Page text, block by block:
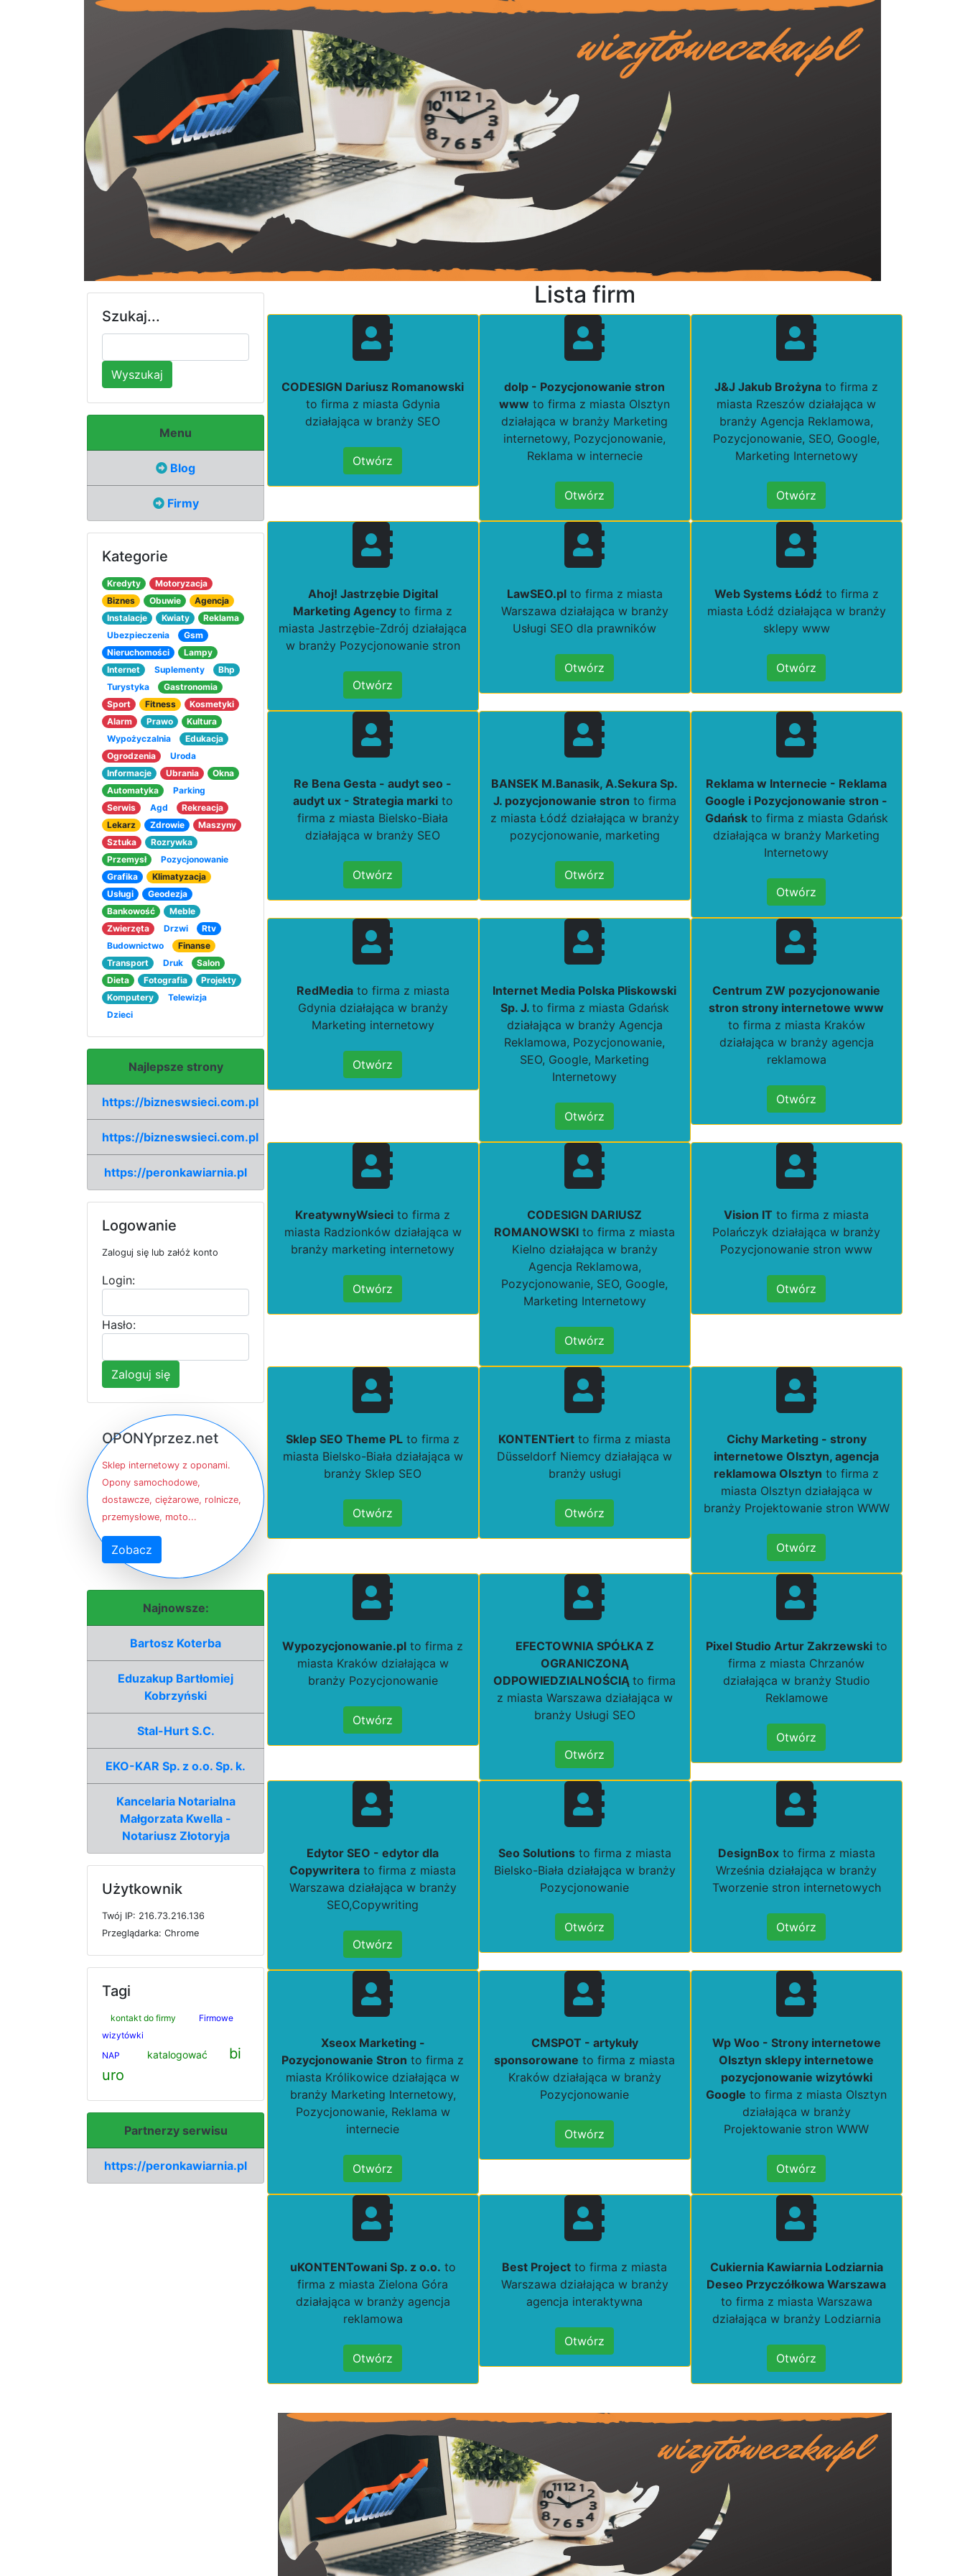
Szukaj...
Wyszukaj
Menu
Blog
Firmy
Kategorie
Kredyty
Motoryzacja
Biznes
Obuwie
Agencja
Instalacje
Kwiaty
Reklama
Ubezpieczenia
Gsm
Nieruchomości
Lampy
Internet
Suplementy
Bhp
Turystyka
Gastronomia
Sport
Fitness
Kosmetyki
Alarm
Prawo
Kultura
Wypożyczalnia
Edukacja
Ogrodzenia
Uroda
Informacje
Ubrania
Okna
Automatyka
Parking
Serwis
Agd
Rekreacja
Lekarz
Zdrowie
Maszyny
Sztuka
Rozrywka
Przemysł
Pozycjonowanie
Grafika
Klimatyzacja
Usługi
Geodezja
Bankowość
Meble
Zwierzęta
Drzwi
Rtv
Budownictwo
Finanse
Transport
Druk
Salon
Dieta
Fotografia
Projekty
Komputery
Telewizja
Dzieci
Najlepsze strony
https://bizneswsieci.com.pl
https://bizneswsieci.com.pl
https://peronkawiarnia.pl
Logowanie
Zaloguj się lub załóż konto
Login:
Hasło:
Zaloguj się
OPONYprzez.net
Sklep internetowy z oponami.
Opony samochodowe,
dostawcze, ciężarowe, rolnicze,
przemysłowe, moto...
Zobacz
Najnowsze:
Bartosz Koterba
Eduzakup Bartłomiej
Kobrzyński
Stal-Hurt S.C.
EKO-KAR Sp. z o.o. Sp. k.
Kancelaria Notarialna
Małgorzata Kwella -
Notariusz Złotoryja
Użytkownik
Twój IP: 216.73.216.136
Przeglądarka: Chrome
Tagi
kontakt do firmy
Firmowe
wizytówki
NAP
katalogować
bi
uro
Partnerzy serwisu
https://peronkawiarnia.pl
Lista firm
CODESIGN Dariusz Romanowski
to firma z miasta Gdynia
działająca w branży SEO
Otwórz
dolp - Pozycjonowanie stron
www to firma z miasta Olsztyn
działająca w branży Marketing
internetowy, Pozycjonowanie,
Reklama w internecie
Otwórz
J&J Jakub Brożyna to firma z
miasta Rzeszów działająca w
branży Agencja Reklamowa,
Pozycjonowanie, SEO, Google,
Marketing Internetowy
Otwórz
Ahoj! Jastrzębie Digital
Marketing Agencyto firma z
miasta Jastrzębie-Zdrój działająca
w branży Pozycjonowanie stron
Otwórz
LawSEO.plto firma z miasta
Warszawa działająca w branży
Usługi SEO dla prawników
Otwórz
Web Systems Łódźto firma z
miasta Łódź działająca w branży
sklepy www
Otwórz
Re Bena Gesta - audyt seo -
audyt ux - Strategia markito
firma z miasta Bielsko-Biała
działająca w branży SEO
Otwórz
BANSEK M.Banasik, A.Sekura Sp.
J. pozycjonowanie stron to firma
z miasta Łódź działająca w branży
pozycjonowanie, marketing
Otwórz
Reklama w Internecie - Reklama
Google i Pozycjonowanie stron -
Gdańskto firma z miasta Gdańsk
działająca w branży Marketing
Internetowy
Otwórz
RedMediato firma z miasta
Gdynia działająca w branży
Marketing internetowy
Otwórz
Internet Media Polska Pliskowski
Sp. J. to firma z miasta Gdańsk
działająca w branży Agencja
Reklamowa, Pozycjonowanie,
SEO, Google, Marketing
Internetowy
Otwórz
Centrum ZW pozycjonowanie
stron strony internetowe www
to firma z miasta Kraków
działająca w branży agencja
reklamowa
Otwórz
KreatywnyWsieci to firma z
miasta Radzionków działająca w
branży marketing internetowy
Otwórz
CODESIGN DARIUSZ
ROMANOWSKI to firma z miasta
Kielno działająca w branży
Agencja Reklamowa,
Pozycjonowanie, SEO, Google,
Marketing Internetowy
Otwórz
Vision IT to firma z miasta
Polańczyk działająca w branży
Pozycjonowanie stron www
Otwórz
Sklep SEO Theme PL to firma z
miasta Bielsko-Biała działająca w
branży Sklep SEO
Otwórz
KONTENTiert to firma z miasta
Düsseldorf Niemcy działająca w
branży usługi
Otwórz
Cichy Marketing - strony
internetowe Olsztyn, agencja
reklamowa Olsztyn to firma z
miasta Olsztyn działająca w
branży Projektowanie stron WWW
Otwórz
Wypozycjonowanie.pl to firma z
miasta Kraków działająca w
branży Pozycjonowanie
Otwórz
EFECTOWNIA SPÓŁKA Z
OGRANICZONĄ
ODPOWIEDZIALNOŚCIĄto firma
z miasta Warszawa działająca w
branży Usługi SEO
Otwórz
Pixel Studio Artur Zakrzewskito
firma z miasta Chrzanów
działająca w branży Studio
Reklamowe
Otwórz
Edytor SEO - edytor dla
Copywritera to firma z miasta
Warszawa działająca w branży
SEO,Copywriting
Otwórz
Seo Solutionsto firma z miasta
Bielsko-Biała działająca w branży
Pozycjonowanie
Otwórz
DesignBoxto firma z miasta
Września działająca w branży
Tworzenie stron internetowych
Otwórz
Xseox Marketing -
Pozycjonowanie Stron to firma z
miasta Królikowice działająca w
branży Marketing Internetowy,
Pozycjonowanie, Reklama w
internecie
Otwórz
CMSPOT - artykuły
sponsorowane to firma z miasta
Kraków działająca w branży
Pozycjonowanie
Otwórz
Wp Woo - Strony internetowe
Olsztyn sklepy internetowe
pozycjonowanie wizytówki
Google to firma z miasta Olsztyn
działająca w branży
Projektowanie stron WWW
Otwórz
uKONTENTowani Sp. z o.o. to
firma z miasta Zielona Góra
działająca w branży agencja
reklamowa
Otwórz
Best Project to firma z miasta
Warszawa działająca w branży
agencja interaktywna
Otwórz
Cukiernia Kawiarnia Lodziarnia
Deseo Przyczółkowa Warszawa
to firma z miasta Warszawa
działająca w branży Lodziarnia
Otwórz